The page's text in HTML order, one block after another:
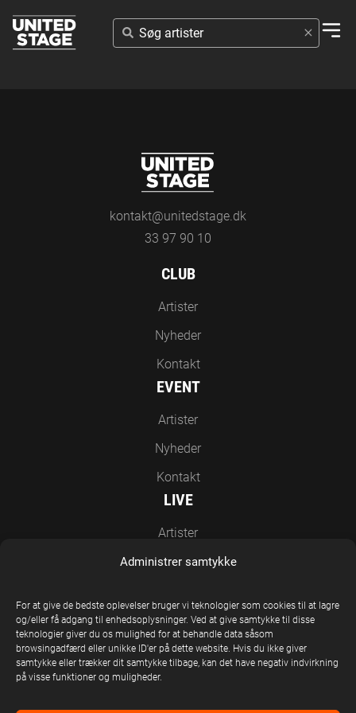
Administrer samtykke
For at give de bedste oplevelser bruger vi teknologier som cookies til at lagre
og/eller få adgang til enhedsoplysninger. Ved at give samtykke til disse
teknologier giver du os mulighed for at behandle data såsom
browsingadfærd eller unikke ID'er på dette website. Hvis du ikke giver
samtykke eller trækker dit samtykke tilbage, kan det have negativ indvirkning
på visse funktioner og muligheder.
SØG
ARTISTER
kontakt@unitedstage.dk
33 97 90 10
CLUB
Artister
Nyheder
Kontakt
EVENT
Artister
Nyheder
Kontakt
LIVE
Artister
Nyheder
EN DEL AF UNITED STAGE GROUP